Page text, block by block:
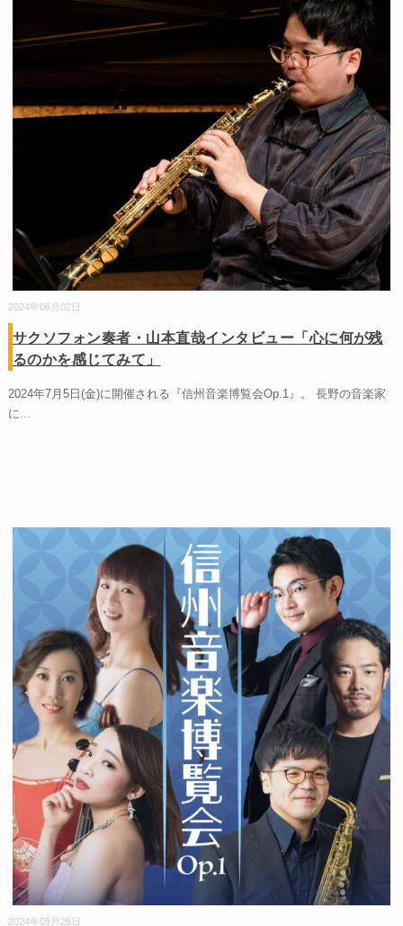
2024年06月02日
サクソフォン奏者・山本直哉インタビュー「心に何が残
るのかを感じてみて」
2024年7月5日(金)に開催される『信州音楽博覧会Op.1』。 長野の音楽家
に
2024年05月28日